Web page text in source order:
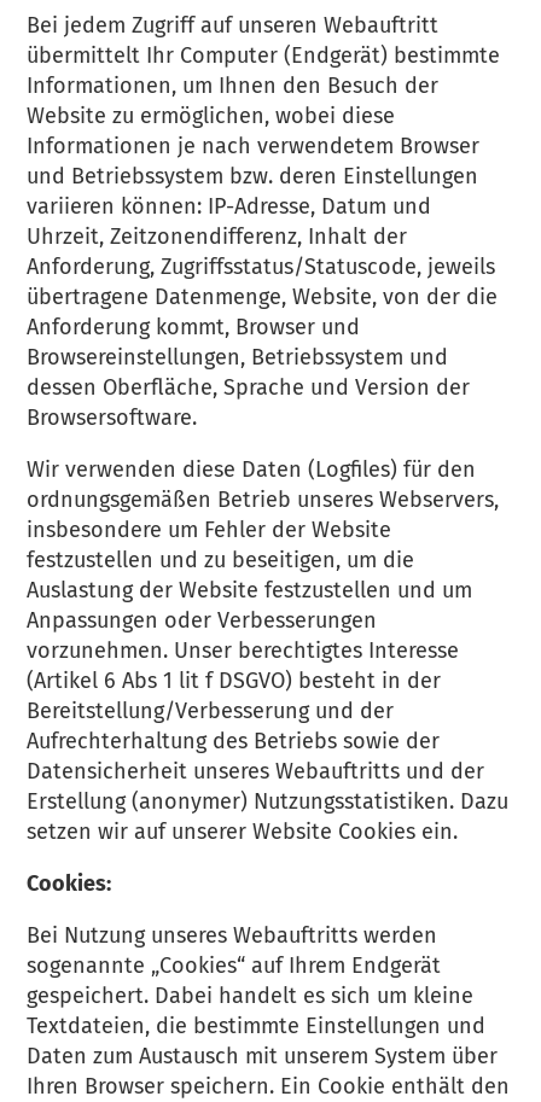
Bei jedem Zugriff auf unseren Webauftritt
übermittelt Ihr Computer (Endgerät) bestimmte
Informationen, um Ihnen den Besuch der
Website zu ermöglichen, wobei diese
Informationen je nach verwendetem Browser
und Betriebssystem bzw. deren Einstellungen
variieren können: IP-Adresse, Datum und
Uhrzeit, Zeitzonendifferenz, Inhalt der
Anforderung, Zugriffsstatus/Statuscode, jeweils
übertragene Datenmenge, Website, von der die
Anforderung kommt, Browser und
Browsereinstellungen, Betriebssystem und
dessen Oberfläche, Sprache und Version der
Browsersoftware.
Wir verwenden diese Daten (Logfiles) für den
ordnungsgemäßen Betrieb unseres Webservers,
insbesondere um Fehler der Website
festzustellen und zu beseitigen, um die
Auslastung der Website festzustellen und um
Anpassungen oder Verbesserungen
vorzunehmen. Unser berechtigtes Interesse
(Artikel 6 Abs 1 lit f DSGVO) besteht in der
Bereitstellung/Verbesserung und der
Aufrechterhaltung des Betriebs sowie der
Datensicherheit unseres Webauftritts und der
Erstellung (anonymer) Nutzungsstatistiken. Dazu
setzen wir auf unserer Website Cookies ein.
Cookies:
Bei Nutzung unseres Webauftritts werden
sogenannte „Cookies“ auf Ihrem Endgerät
gespeichert. Dabei handelt es sich um kleine
Textdateien, die bestimmte Einstellungen und
Daten zum Austausch mit unserem System über
Ihren Browser speichern. Ein Cookie enthält den